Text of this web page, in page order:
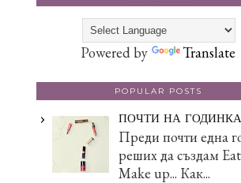
Powered by Translate
POPULAR POSTS
ПОЧТИ НА
Преди почти една
реших да създам
Make up... Как...